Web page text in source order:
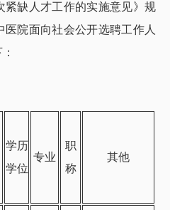
紧缺人才工作的实施意见》规
院面向社会公开选聘工作人
学历
学位
专业
职
称
其他